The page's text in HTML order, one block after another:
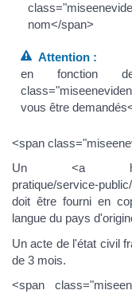
nom</span>
Attention :
en fonction
vous être
<span
Un <a
pratique/service-
doit être fourni en
langue du pays
Un acte de l'état civil
de 3 mois.
<span